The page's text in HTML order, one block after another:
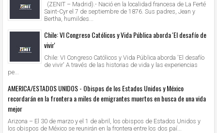
(ZENIT – Madrid).- Nació en la localidad francesa de La Ferté
Saint-Cyr el 7 de septiembre de 1876. Sus padres, Jean y
Bertha, humildes...
Chile: VI Congreso Católicos y Vida Pública aborda 'El desafío de
vivir'
Chile: VI Congreso Católicos y Vida Pública aborda 'El desafío
de vivir' A través de las historias de vida y las experiencias
pe...
AMERICA/ESTADOS UNIDOS - Obispos de los Estados Unidos y México
recordarán en la frontera a miles de emigrantes muertos en busca de una vida
mejor
Arizona – El 30 de marzo y el 1 de abril, los obispos de Estados Unidos y
los obispos de México se reunirán en la frontera entre los dos paí...